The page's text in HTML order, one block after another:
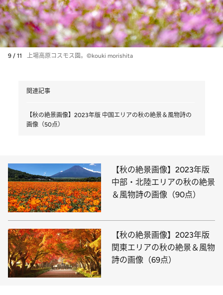
9 / 11 上場高原コスモス園。©kouki morishita
関連記事
【秋の絶景画像】2023年版 中国エリアの秋の絶景＆風物詩の
画像（50点）
【秋の絶景画像】2023年版
中部・北陸エリアの秋の絶景
＆風物詩の画像（90点）
【秋の絶景画像】2023年版
関東エリアの秋の絶景＆風物
詩の画像（69点）